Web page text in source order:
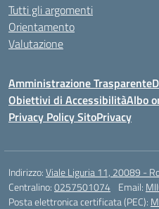
Tutti gli argomenti
Orientamento
Valutazione
Amministrazione Trasparente
Obiettivi di AccessibilitàAlbo
Privacy Policy SitoPrivacy
Indirizzo:Viale Liguria 11, 20089 -
Centralino:0257501074 Email:
Posta elettronica certificata (PEC):